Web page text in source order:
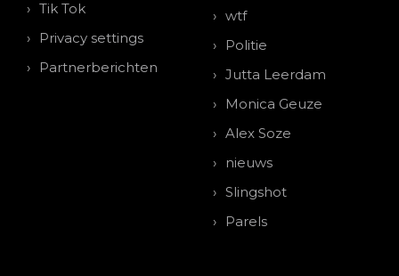
Tik Tok
Privacy settings
Partnerberichten
wtf
Politie
Jutta Leerdam
Monica Geuze
Alex Soze
nieuws
Slingshot
Parels